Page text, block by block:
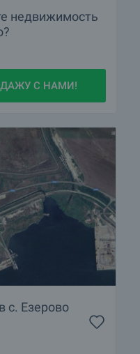
недвижимость
С НАМИ!
с. Езерово